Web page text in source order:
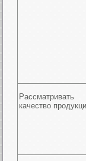
Рассматривать
качество